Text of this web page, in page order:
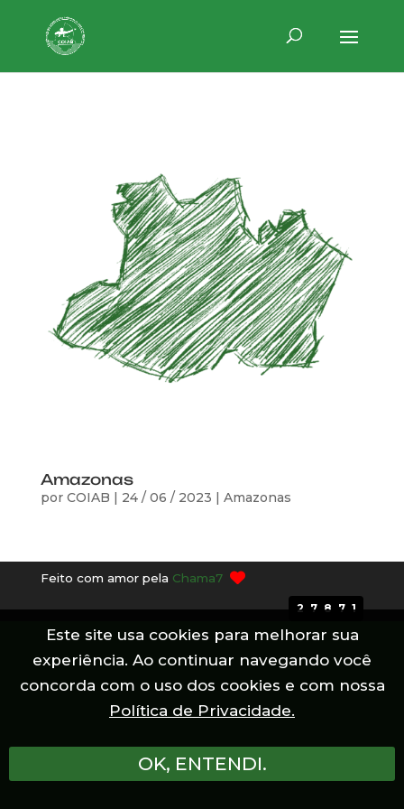
Amazonas
por COIAB 24 / 06 / 2023 Amazonas
Feito com amor pela Chama7
27871
Este site usa cookies para melhorar sua
experiência. Ao continuar navegando você
concorda com o uso dos cookies e com nossa
Política de Privacidade.
OK, ENTENDI.